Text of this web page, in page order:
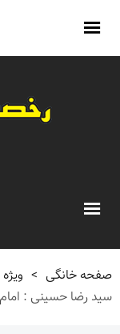
صفحه خانگی > ویژه
سید رضا حسینی :